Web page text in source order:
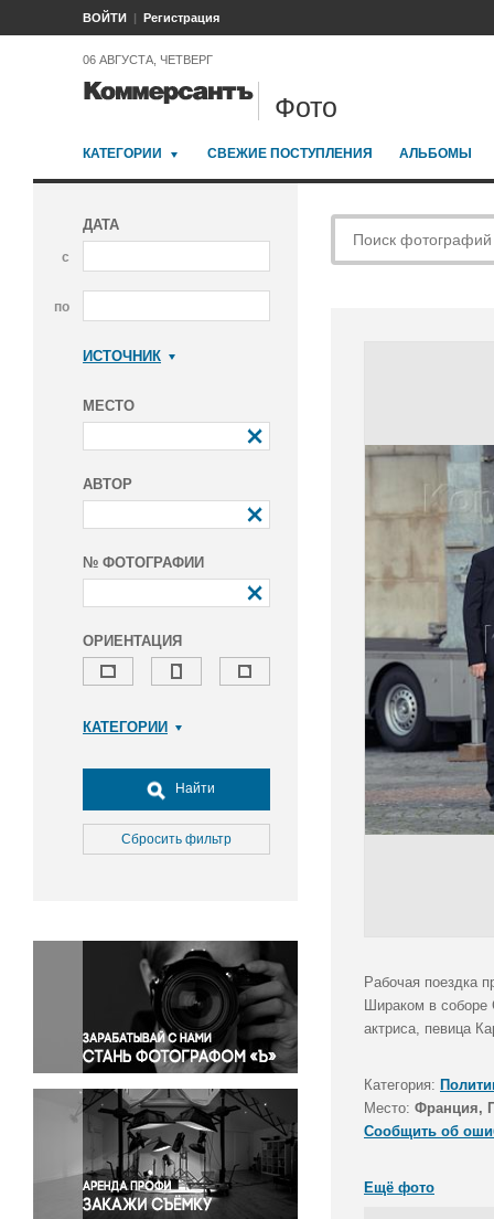
ВОЙТИ Регистрация
06 АВГУСТА, ЧЕТВЕРГ
Фото
КАТЕГОРИИ СВЕЖИЕ ПОСТУПЛЕНИЯ АЛЬБОМЫ
ДАТА
с
по
ИСТОЧНИК
МЕСТО
АВТОР
№ ФОТОГРАФИИ
ОРИЕНТАЦИЯ
КАТЕГОРИИ
Досуг, туризм и отдых
Культура
Медицина
Окружающая среда
Политика
Правосудие
Происшествия и конфликты
Религия
Светская жизнь
Спорт
Экология
Экономика и бизнес
Найти
Сбросить фильтр
Рабочая поездка
Шираком в соборе
актриса, певица
Категория:
Место: Франция,
Сообщить об
Ещё фото